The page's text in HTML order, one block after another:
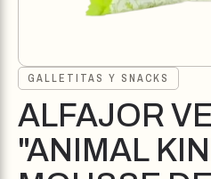
GALLETITAS Y SNACKS
ALFAJOR
"ANIMAL